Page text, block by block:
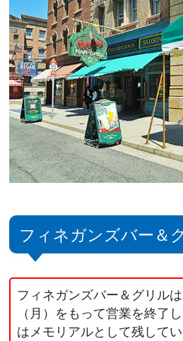
フィネガンズバー＆
フィネガンズバー＆グリル
（月）をもって営業を終了
はメモリアルとして残してい